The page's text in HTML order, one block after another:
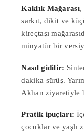
Kaklık Mağarası,
sarkıt, dikit ve
kireçtaşı
minyatür bir
Nasıl gidilir:
dakika sürüş.
Akhan ziyaretiyle
Pratik ipuçları:
çocuklar ve yaşlı